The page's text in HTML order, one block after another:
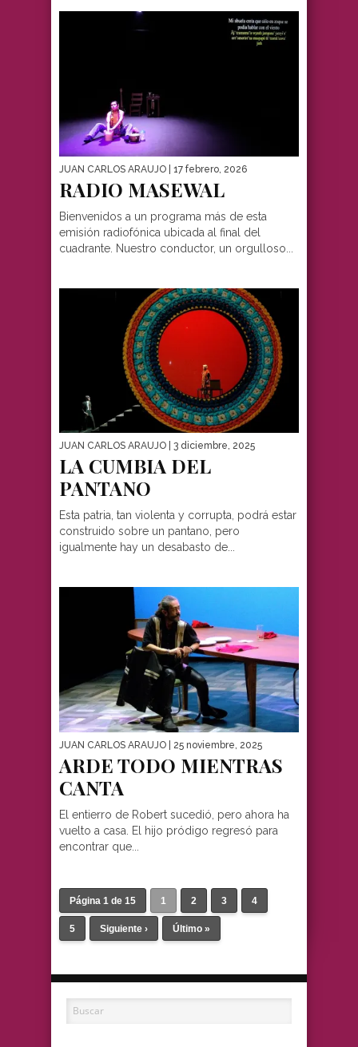
JUAN CARLOS ARAUJO | 17 febrero, 2026
RADIO MASEWAL
Bienvenidos a un programa más de esta
emisión radiofónica ubicada al final del
cuadrante. Nuestro conductor, un orgulloso...
JUAN CARLOS ARAUJO | 3 diciembre, 2025
LA CUMBIA DEL
PANTANO
Esta patria, tan violenta y corrupta, podrá estar
construido sobre un pantano, pero
igualmente hay un desabasto de...
JUAN CARLOS ARAUJO | 25 noviembre, 2025
ARDE TODO MIENTRAS
CANTA
El entierro de Robert sucedió, pero ahora ha
vuelto a casa. El hijo pródigo regresó para
encontrar que...
Página 1 de 15 1 2 3 4
5 Siguiente › Último »